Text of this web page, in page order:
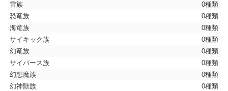
雷族
0種類
恐竜族
0種類
海竜族
0種類
サイキック族
0種類
幻竜族
0種類
サイバース族
0種類
幻想魔族
0種類
幻神獣族
0種類